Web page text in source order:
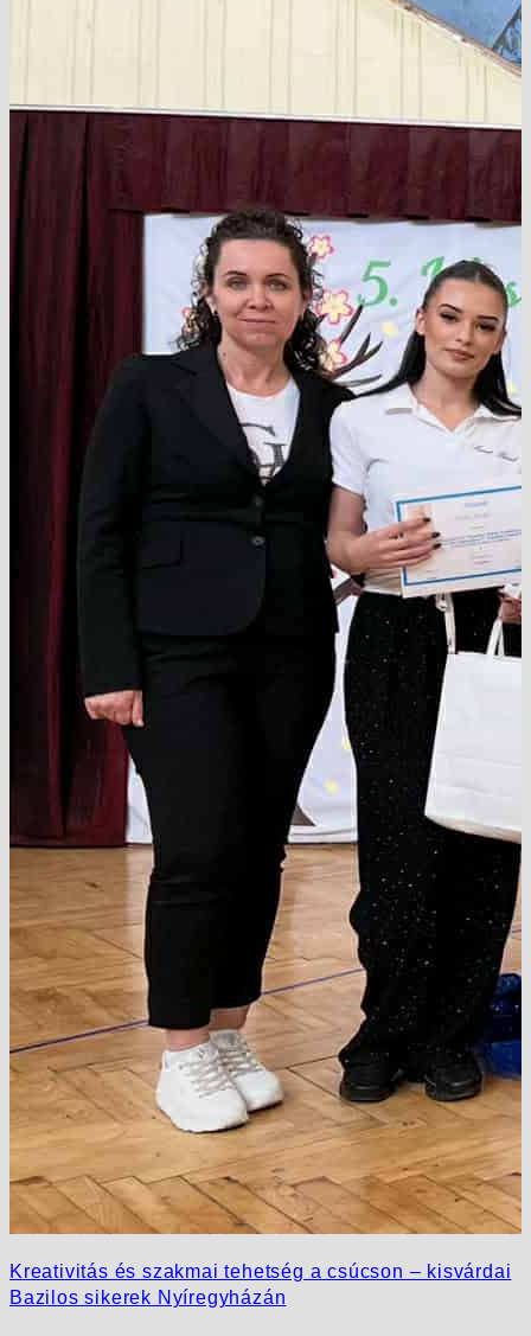
Kreativitás és szakmai tehetség a csúcson – kisvárdai
Bazilos sikerek Nyíregyházán